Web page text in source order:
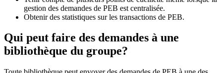
gestion des demandes de PEB est centralisée.
Obtenir des statistiques sur les transactions de PEB.
Qui peut faire des demandes à une
bibliothèque du groupe?